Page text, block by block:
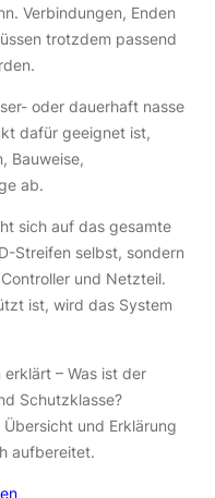
Verbindungen, Enden
trotzdem passend
oder dauerhaft nasse
dafür geeignet ist,
Bauweise,
ab.
sich auf das gesamte
Streifen selbst, sondern
und Netzteil.
ist, wird das System
– Was ist der
Schutzklasse?
und Erklärung
aufbereitet.